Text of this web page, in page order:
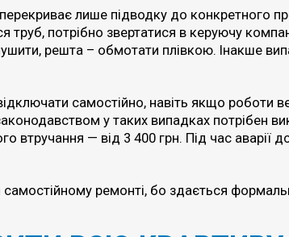
лише підводку до конкретного
потрібно звертатися в керуючу
решта – обмотати плівкою. Інакше
самостійно, навіть якщо роботи
у таких випадках потрібен
втручання — від 3 400 грн. Під час аварії
ремонті, бо здається